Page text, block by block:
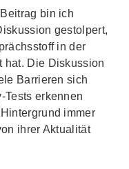
bin ich
gestolpert,
in der
hat. Die Diskussion
Barrieren sich
Tests erkennen
immer
ihrer Aktualität